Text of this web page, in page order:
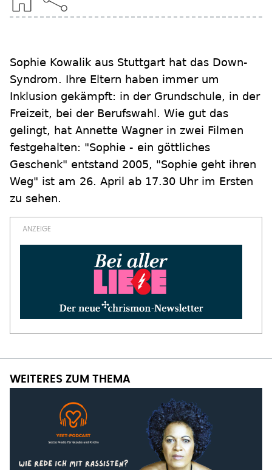
Sophie Kowalik aus Stuttgart hat das Down-
Syndrom. Ihre Eltern haben immer um
Inklusion gekämpft: in der Grundschule, in der
Freizeit, bei der Berufswahl. Wie gut das
gelingt, hat Annette Wagner in zwei Filmen
festgehalten: "Sophie - ein göttliches
Geschenk" entstand 2005, "Sophie geht ihren
Weg" ist am 26. April ab 17.30 Uhr im Ersten
zu sehen.
WEITERES ZUM THEMA